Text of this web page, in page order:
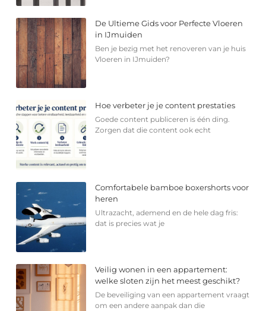
De Ultieme Gids voor Perfecte Vloeren
in IJmuiden
Ben je bezig met het renoveren van je huis
Vloeren in IJmuiden?
Hoe verbeter je je content prestaties
Goede content publiceren is één ding.
Zorgen dat die content ook echt
Comfortabele bamboe boxershorts voor
heren
Ultrazacht, ademend en de hele dag fris:
dat is precies wat je
Veilig wonen in een appartement:
welke sloten zijn het meest geschikt?
De beveiliging van een appartement vraagt
om een andere aanpak dan die